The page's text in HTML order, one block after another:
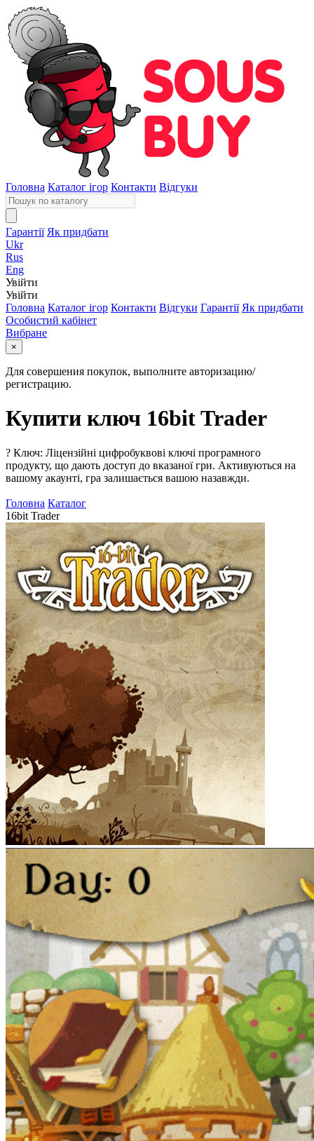
Головна Каталог ігор Контакти Відгуки
Гарантії Як придбати
Ukr
Rus
Eng
Увійти
Увійти
Головна Каталог ігор Контакти Відгуки Гарантії Як придбати
Особистий кабінет
Вибране
×
Для совершения покупок, выполните авторизацию/
регистрацию.
Купити ключ 16bit Trader
? Ключ: Ліцензійні цифробуквові ключі програмного
продукту, що дають доступ до вказаної гри. Активуються на
вашому акаунті, гра залишається вашою назавжди.
Головна Каталог
16bit Trader